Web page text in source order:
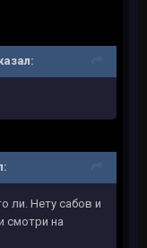
ли. Нету сабов и
смотри на